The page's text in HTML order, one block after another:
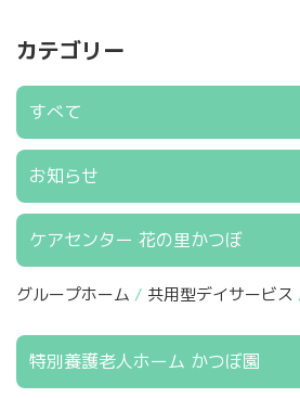
カテゴリー
すべて
お知らせ
ケアセンター 花の里かつぼ
グループホーム 共用型デイサービス
特別養護老人ホーム かつぼ園